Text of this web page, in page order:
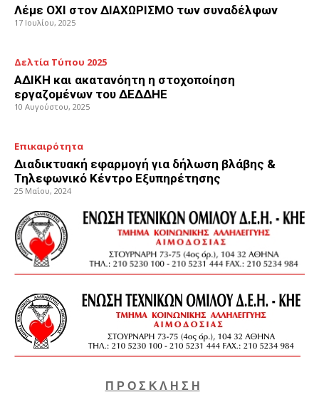
Λέμε ΟΧΙ στον ΔΙΑΧΩΡΙΣΜΟ των συναδέλφων
17 Ιουλίου, 2025
Δελτία Τύπου 2025
ΑΔΙΚΗ και ακατανόητη η στοχοποίηση
εργαζομένων του ΔΕΔΔΗΕ
10 Αυγούστου, 2025
Επικαιρότητα
Διαδικτυακή εφαρμογή για δήλωση βλάβης &
Τηλεφωνικό Κέντρο Εξυπηρέτησης
25 Μαΐου, 2024
Π Ρ Ο Σ Κ Λ Η Σ Η